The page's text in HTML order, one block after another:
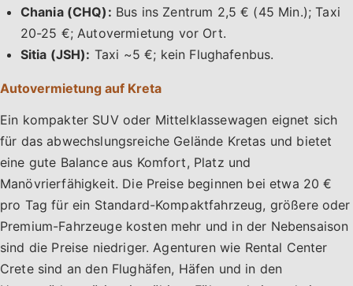
Chania (CHQ): Bus ins Zentrum 2,5 € (45 Min.); Taxi
20-25 €; Autovermietung vor Ort.
Sitia (JSH): Taxi ~5 €; kein Flughafenbus.
Autovermietung auf Kreta
Ein kompakter SUV oder Mittelklassewagen eignet sich
für das abwechslungsreiche Gelände Kretas und bietet
eine gute Balance aus Komfort, Platz und
Manövrierfähigkeit. Die Preise beginnen bei etwa 20 €
pro Tag für ein Standard-Kompaktfahrzeug, größere oder
Premium-Fahrzeuge kosten mehr und in der Nebensaison
sind die Preise niedriger. Agenturen wie Rental Center
Crete sind an den Flughäfen, Häfen und in den